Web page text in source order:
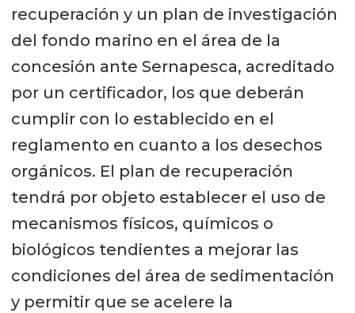
recuperación y un plan de investigación
del fondo marino en el área de la
concesión ante Sernapesca, acreditado
por un certificador, los que deberán
cumplir con lo establecido en el
reglamento en cuanto a los desechos
orgánicos. El plan de recuperación
tendrá por objeto establecer el uso de
mecanismos físicos, químicos o
biológicos tendientes a mejorar las
condiciones del área de sedimentación
y permitir que se acelere la